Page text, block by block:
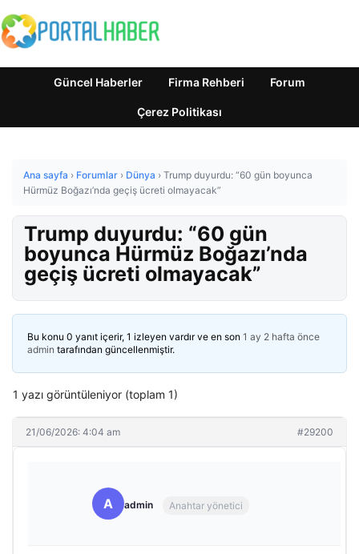
Güncel Haberler Firma Rehberi Forum
Çerez Politikası
Ana sayfa › Forumlar › Dünya › Trump duyurdu: “60 gün boyunca
Hürmüz Boğazı’nda geçiş ücreti olmayacak”
Trump duyurdu: “60 gün
boyunca Hürmüz Boğazı’nda
geçiş ücreti olmayacak”
Bu konu 0 yanıt içerir, 1 izleyen vardır ve en son 1 ay 2 hafta önce
admin tarafından güncellenmiştir.
1 yazı görüntüleniyor (toplam 1)
21/06/2026: 4:04 am #29200
A admin Anahtar yönetici